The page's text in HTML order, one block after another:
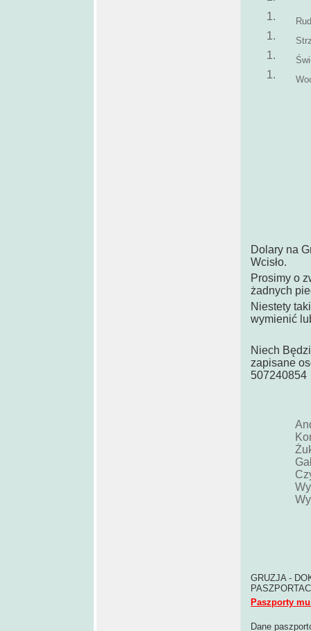
Dolary na
Wcisło.
Prosimy o
żadnych
Niestety
wymienić
Niech
zapisane
507240854
GRUZJA -
Paszporty
Dane